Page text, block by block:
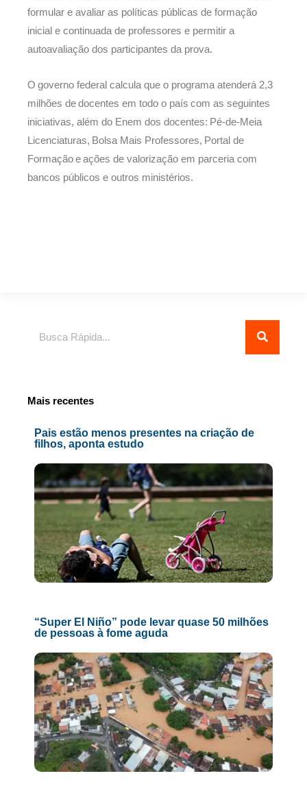
formular e avaliar as políticas públicas de formação
inicial e continuada de professores e permitir a
autoavaliação dos participantes da prova.
O governo federal calcula que o programa atenderá 2,3
milhões de docentes em todo o país com as seguintes
iniciativas, além do Enem dos docentes: Pé-de-Meia
Licenciaturas, Bolsa Mais Professores, Portal de
Formação e ações de valorização em parceria com
bancos públicos e outros ministérios.
Mais recentes
Pais estão menos presentes na criação de
filhos, aponta estudo
“Super El Niño” pode levar quase 50 milhões
de pessoas à fome aguda